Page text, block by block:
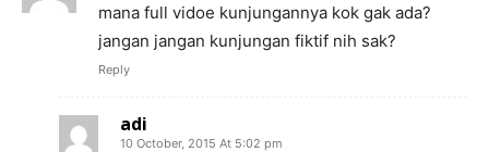
mana full vidoe kunjungannya kok gak ada?
jangan jangan kunjungan fiktif nih sak?
Reply
adi
10 October, 2015 At 5:02 pm